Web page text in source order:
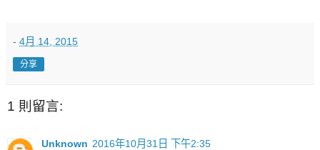
- 4月 14, 2015
分享
1 則留言:
Unknown 2016年10月31日 下午2:35